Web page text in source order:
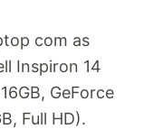
com as
Inspiron 14
GeForce
Full HD).